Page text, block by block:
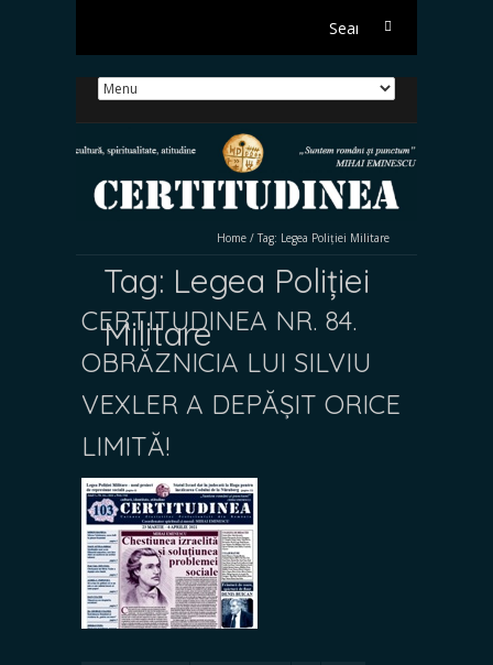
Search
Home / Tag: Legea Poliției Militare
Tag: Legea Poliției
Militare
CERTITUDINEA NR. 84.
OBRĂZNICIA LUI SILVIU
VEXLER A DEPĂȘIT ORICE
LIMITĂ!